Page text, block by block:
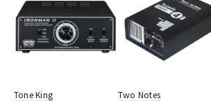
Tone King Two Notes